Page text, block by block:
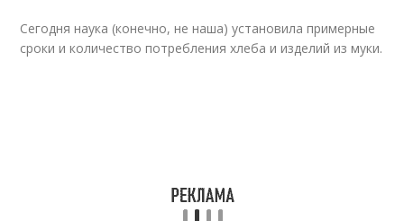
Сегодня наука (конечно, не наша) установила примерные
сроки и количество потребления хлеба и изделий из муки.